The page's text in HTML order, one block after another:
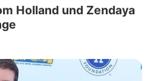
Holland und Zendaya